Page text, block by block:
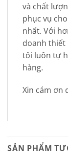
và chất
phục vụ
nhất. Với
doanh thiết
tôi luôn tự
hàng.
Xin cám ơn
SẢN PHẨM